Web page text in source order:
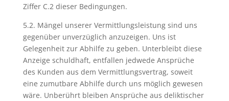
Ziffer C.2 dieser Bedingungen.
5.2. Mängel unserer Vermittlungsleistung sind uns
gegenüber unverzüglich anzuzeigen. Uns ist
Gelegenheit zur Abhilfe zu geben. Unterbleibt diese
Anzeige schuldhaft, entfallen jedwede Ansprüche
des Kunden aus dem Vermittlungsvertrag, soweit
eine zumutbare Abhilfe durch uns möglich gewesen
wäre. Unberührt bleiben Ansprüche aus deliktischer